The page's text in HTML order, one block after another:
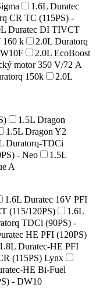
1.6L Duratec
CR TC (115PS) -
Duratec DI TIVCT
160 k
2.0L Duratorq
2.0L EcoBoost
motor 350 V/72 A
150k
2.0L
1.5L Dragon
1.5L Dragon Y2
Duratorq-TDCi
- Neo
1.5L
A
1.6L Duratec 16V PFI
(115/120PS)
1.6L
TDCi (90PS) -
HE PFI (120PS)
1.8L Duratec-HE PFI
(115PS) Lynx
HE Bi-Fuel
- DW10